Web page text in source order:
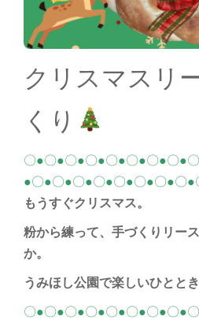
クリスマスリ
くり
〇●〇●〇●〇●〇●〇●〇●〇●
●〇●〇●〇●〇●〇●〇●〇●〇●
もうすぐクリスマス。
粉から練って、手づくりリー
か。
うみほし公園で楽しいひとと
〇●〇●〇●〇●〇●〇●〇●〇●